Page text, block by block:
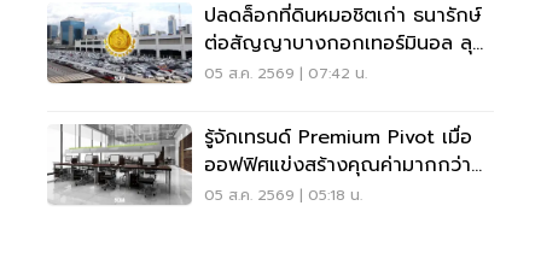
ปลดล็อกที่ดินหมอชิตเก่า ธนารักษ์
ต่อสัญญาบางกอกเทอร์มินอล ลุย
บิ๊กโปรเจ็กต์
05 ส.ค. 2569 | 07:42 น.
รู้จักเทรนด์ Premium Pivot เมื่อ
ออฟฟิศแข่งสร้างคุณค่ามากกว่า
ทำเล-ค่าเช่า
05 ส.ค. 2569 | 05:18 น.